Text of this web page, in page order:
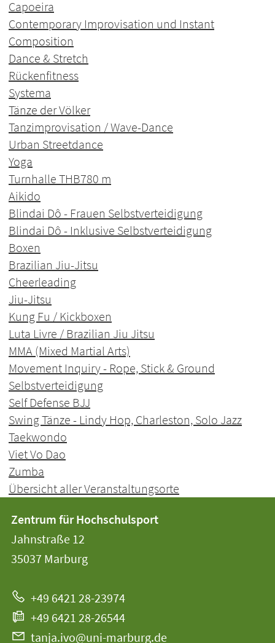
Capoeira
Contemporary Improvisation und Instant
Composition
Dance & Stretch
Rückenfitness
Systema
Tänze der Völker
Tanzimprovisation / Wave-Dance
Urban Streetdance
Yoga
Turnhalle THB780 m
Aikido
Blindai Dô - Frauen Selbstverteidigung
Blindai Dô - Inklusive Selbstverteidigung
Boxen
Brazilian Jiu-Jitsu
Cheerleading
Jiu-Jitsu
Kung Fu / Kickboxen
Luta Livre / Brazilian Jiu Jitsu
MMA (Mixed Martial Arts)
Movement Inquiry - Rope, Stick & Ground
Selbstverteidigung
Self Defense BJJ
Swing Tänze - Lindy Hop, Charleston, Solo Jazz
Taekwondo
Viet Vo Dao
Zumba
Übersicht aller Veranstaltungsorte
Kontakt
und
Informationen
Website
der
Universität
Marburg
Zentrum für Hochschulsport
Jahnstraße 12
35037 Marburg
+49 6421 28-23974
+49 6421 28-26544
tanja.ivo@uni-marburg.de